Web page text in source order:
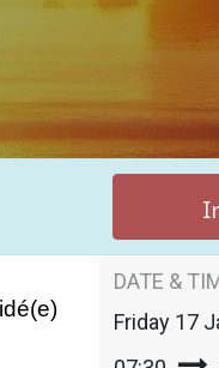
DATE &
Friday 17